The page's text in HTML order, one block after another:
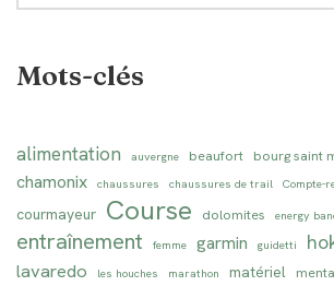
Mots-clés
alimentation auvergne beaufort bourg saint
chamonix chaussures chaussures de trail Compte-
courmayeur Course dolomites energy
entraînement femme garmin guidetti
lavaredo les houches marathon matériel